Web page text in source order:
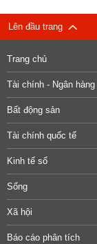
Lên đầu trang
Trang chủ
Tài chính - Ngân hàng
Bất động sản
Tài chính quốc tế
Kinh tế số
Sống
Xã hội
Báo cáo phân tích